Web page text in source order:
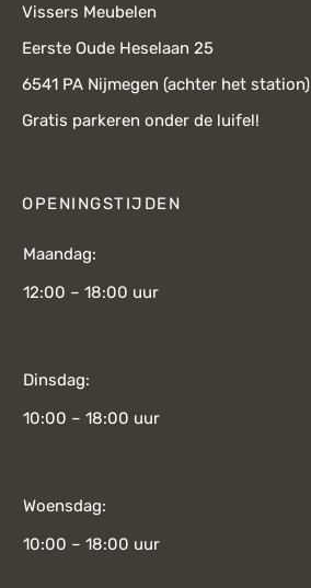
Vissers Meubelen
Eerste Oude Heselaan 25
6541 PA Nijmegen (achter het station)
Gratis parkeren onder de luifel!
OPENINGSTIJDEN
Maandag:
12:00 – 18:00 uur
Dinsdag:
10:00 – 18:00 uur
Woensdag:
10:00 – 18:00 uur